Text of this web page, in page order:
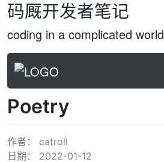
码厩开发者笔记
coding in a complicated world
Poetry
作者： catroll
日期： 2022-01-12